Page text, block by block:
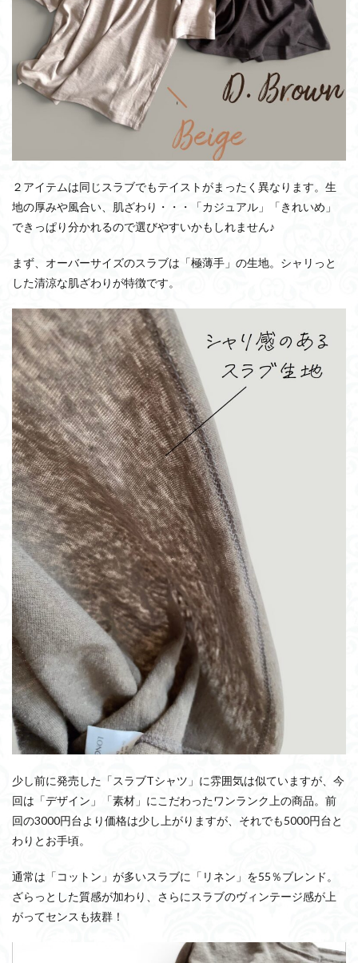
２アイテムは同じスラブでもテイストがまったく異なります。生
地の厚みや風合い、肌ざわり・・・「カジュアル」「きれいめ」
できっぱり分かれるので選びやすいかもしれません♪
まず、オーバーサイズのスラブは「極薄手」の生地。シャリっと
した清涼な肌ざわりが特徴です。
少し前に発売した「スラブTシャツ」に雰囲気は似ていますが、今
回は「デザイン」「素材」にこだわったワンランク上の商品。前
回の3000円台より価格は少し上がりますが、それでも5000円台と
わりとお手頃。
通常は「コットン」が多いスラブに「リネン」を55％ブレンド。
ざらっとした質感が加わり、さらにスラブのヴィンテージ感が上
がってセンスも抜群！